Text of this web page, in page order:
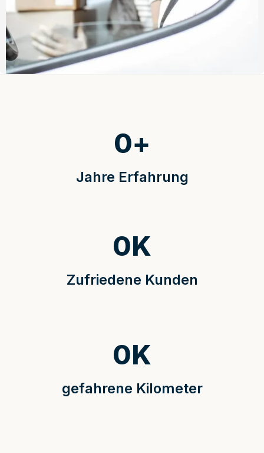
Jahre Erfahrung
0+
Zufriedene Kunden
0K
gefahrene Kilometer
0K